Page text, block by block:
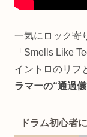
一気にロック寄
「Smells Like
イントロのリフ
ラマーの“通過
ドラム初心者